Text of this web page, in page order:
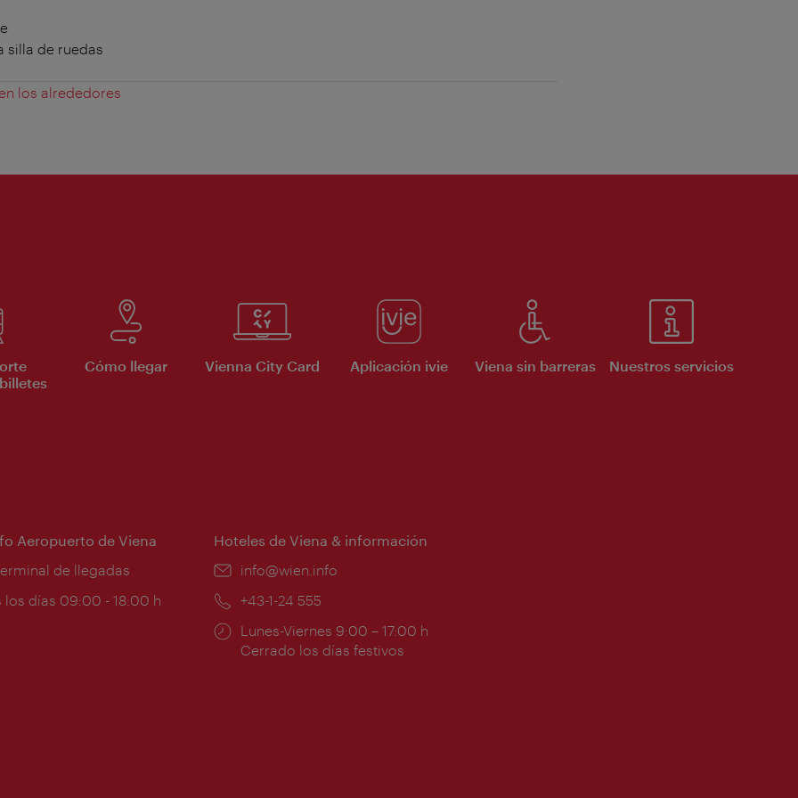
silla de ruedas
los alrededores
Cómo llegar Vienna City Card Aplicación ivie Viena sin barreras Nuestros servicios
Aeropuerto de Viena
de llegadas
los días 09:00 - 18:00 h
Hoteles de Viena & información
e-
info@wien.info
Teléfono:
+43-1-24 555
Horarios
de
Lunes-Viernes 9:00 – 17:00 h
Cerrado los días festivos